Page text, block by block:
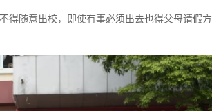
得随意出校，即使有事必须出去也得父母请假方